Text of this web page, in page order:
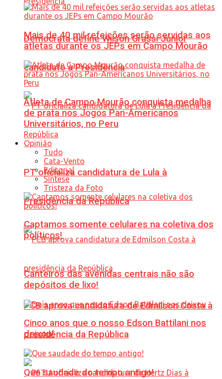
Democrata define Wilson Grassi Júnior
candidato à Presidência
PT oficializa candidatura de Lula à
Presidência da República
PCB aprova candidatura de Edmilson Costa à
presidência da República
Mais de 40 mil refeições serão servidas aos
atletas durante os JEPs em Campo Mourão
Atleta de Campo Mourão conquista medalha
de prata nos Jogos Pan-Americanos
Universitários, no Peru
Opinião
Tudo
Cata-Vento
Editorial
Síntese
Tristeza da Foto
Captamos somente celulares na coletiva dos
políticos!
Canteiros das avenidas centrais não são
depósitos de lixo!
Cinco anos que o nosso Edson Battilani nos
deixou!
Que saudade do tempo antigo!